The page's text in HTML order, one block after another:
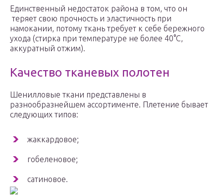
Единственный недостаток района в том, что он
теряет свою прочность и эластичность при
намокании, потому ткань требует к себе бережного
ухода (стирка при температуре не более 40°С,
аккуратный отжим).
Качество тканевых полотен
Шенилловые ткани представлены в
разнообразнейшем ассортименте. Плетение бывает
следующих типов:
жаккардовое;
гобеленовое;
сатиновое.